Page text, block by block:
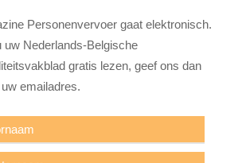
Personenvervoer gaat elektronisch.
uw Nederlands-Belgische
gratis lezen, geef ons dan
emailadres.